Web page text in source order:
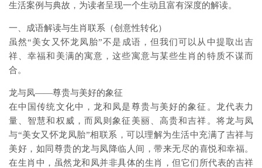
生活案例与典故，为读者呈现一个生动且富有深度的解读。
一、成语解读与生肖联系（创意性转化）
虽然“美女又怀龙凤胎”不是成语，但我们可以从中提取出吉
祥、幸福和美满的寓意，这些寓意与某些生肖的特质不谋而
合。
龙与凤——尊贵与美好的象征
在中国传统文化中，龙和凤是尊贵与美好的象征。龙代表力
量、智慧和权威，而凤则象征美丽、高贵和吉祥。将龙与凤
与“美女又怀龙凤胎”相联系，可以理解为生活中充满了吉祥与
美好，如同尊贵的龙与凤降临人间，带来无尽的喜悦和幸福。
在生肖中，虽然龙和凤并非具体的生肖，但它们所代表的吉祥